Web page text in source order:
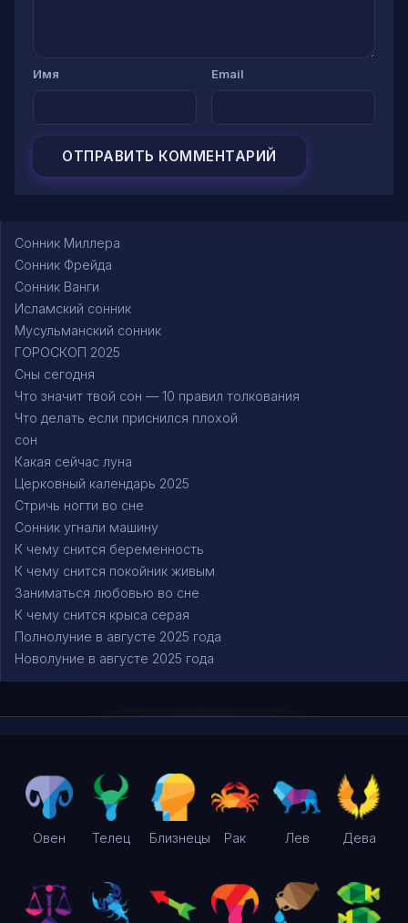
Имя Email
Сонник Миллера
Сонник Фрейда
Сонник Ванги
Исламский сонник
Мусульманский сонник
ГОРОСКОП 2025
Сны сегодня
Что значит твой сон — 10 правил толкования
Что делать если приснился плохой
сон
Какая сейчас луна
Церковный календарь 2025
Стричь ногти во сне
Сонник угнали машину
К чему снится беременность
К чему снится покойник живым
Заниматься любовью во сне
К чему снится крыса серая
Полнолуние в августе 2025 года
Новолуние в августе 2025 года
Овен Телец Близнецы Рак Лев Дева